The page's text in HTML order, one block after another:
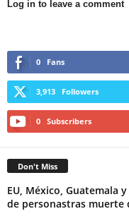
Log in to leave a comment
0 Fans
3,913 Followers
0 Subscribers
Don't Miss
EU, México, Guatemala
de personastras muerte